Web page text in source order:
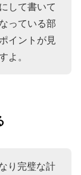
して書いて
っている部
イントが見
よ。
り完璧な計